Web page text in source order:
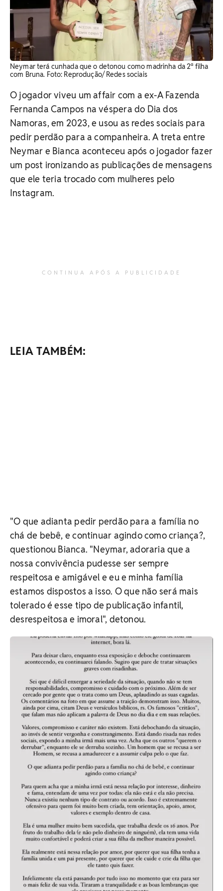
Neymar terá cunhada que o detonou como madrinha da 2ª filha
com Bruna. Foto: Reprodução/ Redes sociais
O jogador viveu um affair com a ex-A Fazenda
Fernanda Campos na véspera do Dia dos
Namoras, em 2023, e usou as redes sociais para
pedir perdão para a companheira. A treta entre
Neymar e Bianca aconteceu após o jogador fazer
um post ironizando as publicações de mensagens
que ele teria trocado com mulheres pelo
Instagram.
CONTINUA APÓS A PUBLICIDADE
LEIA TAMBÉM:
"O que adianta pedir perdão para a família no
chá de bebê, e continuar agindo como criança?,
questionou Bianca. "Neymar, adoraria que a
nossa convivência pudesse ser sempre
respeitosa e amigável e eu e minha família
estamos dispostos a isso. O que não será mais
tolerado é esse tipo de publicação infantil,
desrespeitosa e imoral", detonou.